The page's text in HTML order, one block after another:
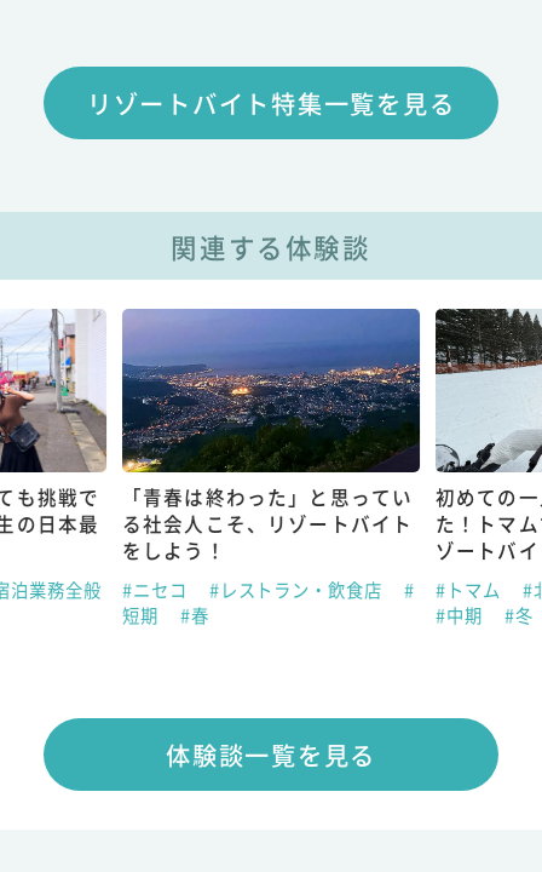
リゾートバイト特集一覧を見る
関連する体験談
も挑戦で
の日本最
泊業務全般
「青春は終わった」と思ってい
る社会人こそ、リゾートバイト
をしよう！
#ニセコ #レストラン・飲食店
#
短期
#春
初めての
た！トマ
ゾートバ
#トマム
#
#中期
#冬
体験談一覧を見る